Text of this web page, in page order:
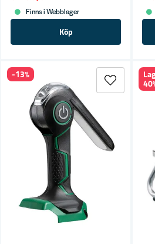
Finns i Webblager
Köp
-13%